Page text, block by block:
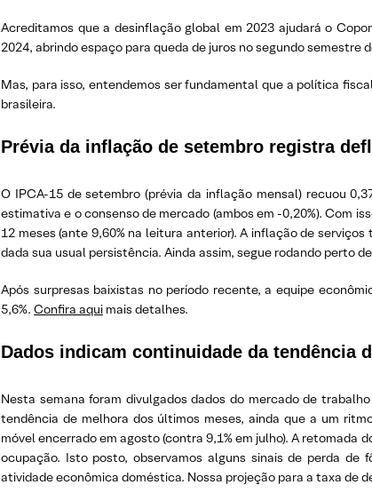
Acreditamos que a desinflação global em 2023 ajudará o
2024, abrindo espaço para queda de juros no segundo semestre
Mas, para isso, entendemos ser fundamental que a política
brasileira.
Prévia da inflação de setembro registra
O IPCA-15 de setembro (prévia da inflação mensal) recuou
estimativa e o consenso de mercado (ambos em -0,20%). Com
12 meses (ante 9,60% na leitura anterior). A inflação de
dada sua usual persistência. Ainda assim, segue rodando perto de
Após surpresas baixistas no período recente, a equipe
5,6%. Confira aqui mais detalhes.
Dados indicam continuidade da tendência
Nesta semana foram divulgados dados do mercado de
tendência de melhora dos últimos meses, ainda que a um
móvel encerrado em agosto (contra 9,1% em julho). A
ocupação. Isto posto, observamos alguns sinais de perda
atividade econômica doméstica. Nossa projeção para a taxa de